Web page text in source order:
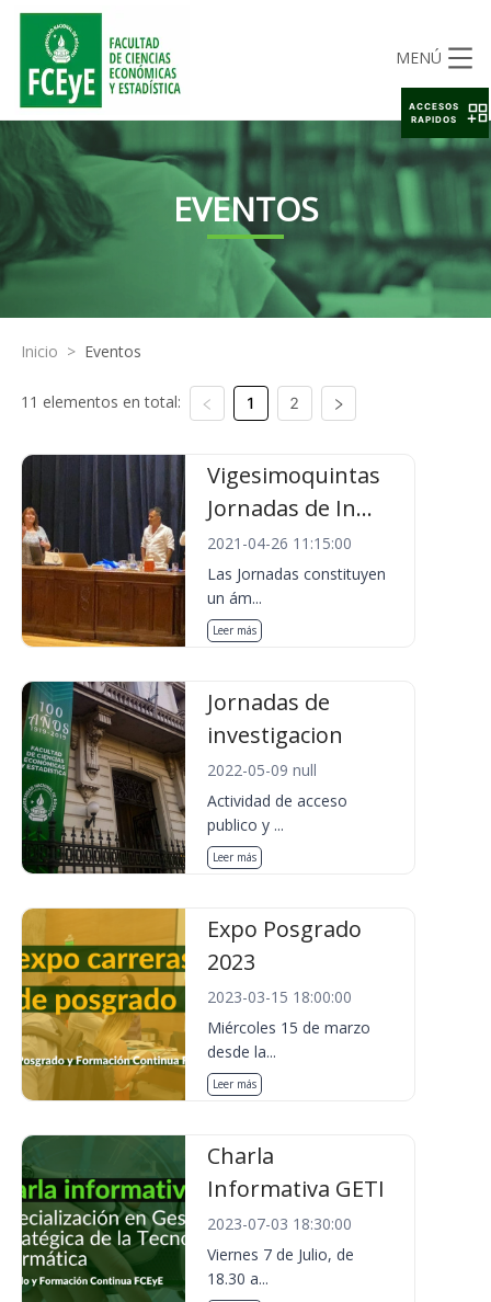
MENÚ
EVENTOS
Inicio > Eventos
11 elementos en total: 1 2
Vigesimoquintas
Jornadas de In...
2021-04-26 11:15:00
Las Jornadas constituyen
un ám...
Leer más
Jornadas de
investigacion
2022-05-09 null
Actividad de acceso
publico y ...
Leer más
Expo Posgrado
2023
2023-03-15 18:00:00
Miércoles 15 de marzo
desde la...
Leer más
Charla
Informativa GETI
2023-07-03 18:30:00
Viernes 7 de Julio, de
18.30 a...
ACCESOS
RAPIDOS